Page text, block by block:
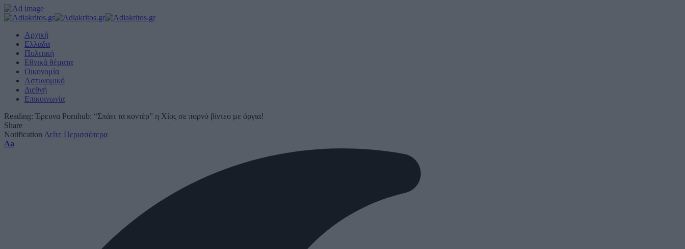
Αρχική
Ελλάδα
Πολιτική
Εθνικά θέματα
Οικονομία
Αστυνομικό
Διεθνή
Επικοινωνία
Reading: Έρευνα Pornhub: “Σπάει τα κοντέρ” η Χίος σε πορνό βίντεο με όργια!
Share
Notification Δείτε Περισσότερα
Font
Aa